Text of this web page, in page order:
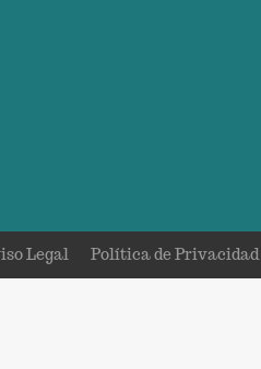
Legal Política de Privacidad